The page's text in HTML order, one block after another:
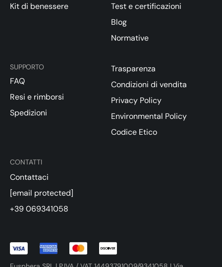
Kit di benessere
Test e certificazioni
Blog
Normative
CONTATTI
Contattaci
[email protected]
+39 069341058
SUPPORTO
FAQ
Resi e rimborsi
Spedizioni
Trasparenza
Condizioni di vendita
Privacy Policy
Environmental Policy
Codice Etico